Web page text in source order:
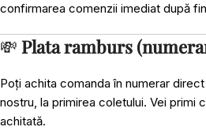
confirmarea comenzii imediat după
💸 Plata ramburs
Poți achita comanda în numerar
nostru, la primirea coletului. Vei primi
achitată.